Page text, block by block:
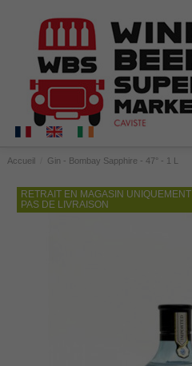
Accueil Gin - Bombay Sapphire - 47° - 1 L
RETRAIT EN MAGASIN UNIQUEMENT
PAS DE LIVRAISON